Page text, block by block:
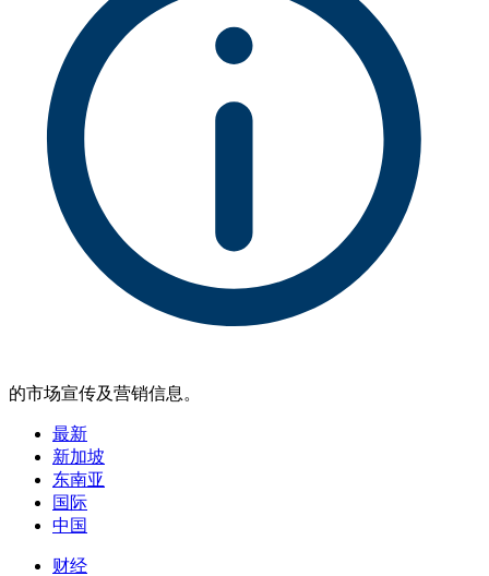
的市场宣传及营销信息。
最新
新加坡
东南亚
国际
中国
财经